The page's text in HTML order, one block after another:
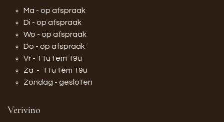
Ma - op afspraak
Di - op afspraak
Wo - op afspraak
Do - op afspraak
Vr - 11u tem 19u
Za - 11u tem 19u
Zondag - gesloten
Verivino